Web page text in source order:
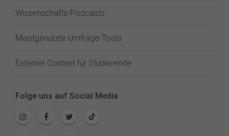
Wissenschafts-Podcasts
Meistgenutzte Umfrage-Tools
Externer Content für Studierende
Folge uns auf Social Media